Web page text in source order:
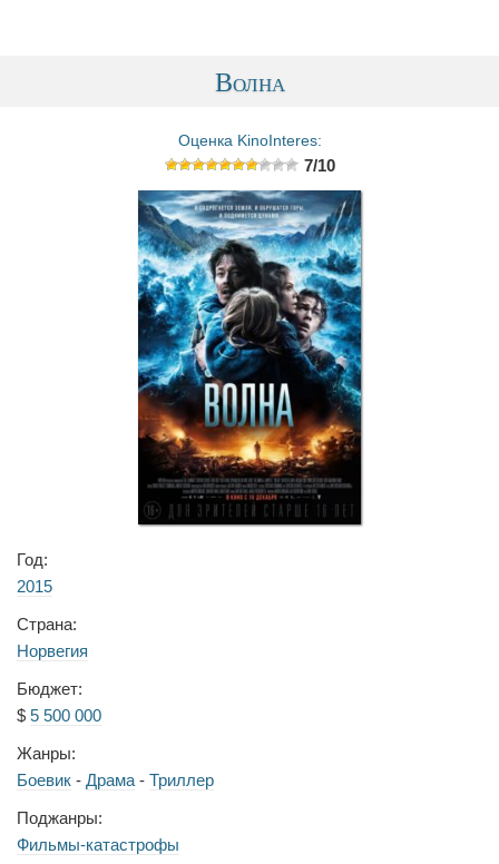
Волна
Оценка KinoInteres:
7/10
Год:
2015
Страна:
Норвегия
Бюджет:
$ 5 500 000
Жанры:
Боевик - Драма - Триллер
Поджанры:
Фильмы-катастрофы